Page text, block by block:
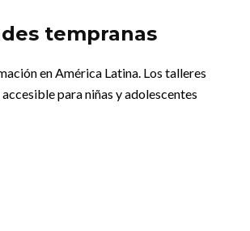
tempranas
en América Latina. Los talleres
para niñas y adolescentes